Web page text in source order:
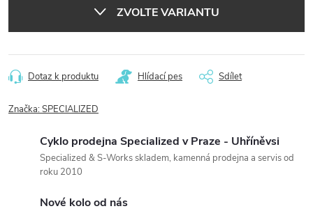
ZVOLTE VARIANTU
Dotaz k produktu Hlídací pes Sdílet
Značka:SPECIALIZED
Cyklo prodejna Specialized v Praze - Uhříněvsi
Specialized & S-Works skladem, kamenná prodejna a servis od
roku 2010
Nové kolo od nás